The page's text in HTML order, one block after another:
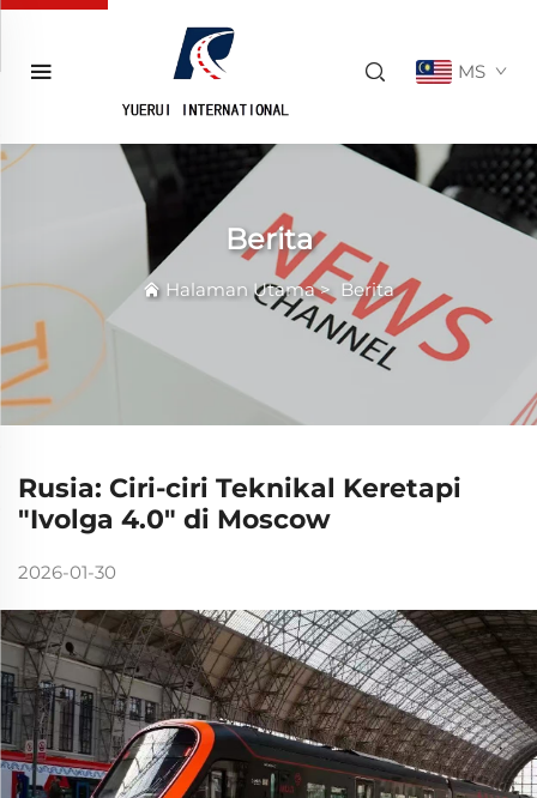
MS
Berita
Halaman Utama> Berita
Rusia: Ciri-ciri Teknikal Keretapi
"Ivolga 4.0" di Moscow
2026-01-30